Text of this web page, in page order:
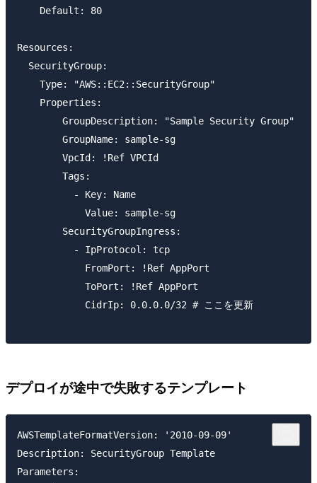
    Default: 80
Resources:
  SecurityGroup:
    Type: "AWS::EC2::SecurityGroup"
    Properties:
        GroupDescription: "Sample Security Group"
        GroupName: sample-sg
        VpcId: !Ref VPCId
        Tags:
          - Key: Name
            Value: sample-sg
        SecurityGroupIngress:
          - IpProtocol: tcp
            FromPort: !Ref AppPort
            ToPort: !Ref AppPort
            CidrIp: 0.0.0.0/32 # ここを更新
デプロイが途中で失敗するテンプレート
AWSTemplateFormatVersion: '2010-09-09'
Description: SecurityGroup Template
Parameters: